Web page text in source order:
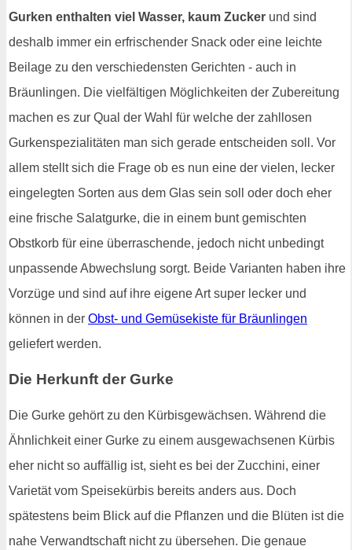
Gurken enthalten viel Wasser, kaum Zucker und sind
deshalb immer ein erfrischender Snack oder eine leichte
Beilage zu den verschiedensten Gerichten - auch in
Bräunlingen. Die vielfältigen Möglichkeiten der Zubereitung
machen es zur Qual der Wahl für welche der zahllosen
Gurkenspezialitäten man sich gerade entscheiden soll. Vor
allem stellt sich die Frage ob es nun eine der vielen, lecker
eingelegten Sorten aus dem Glas sein soll oder doch eher
eine frische Salatgurke, die in einem bunt gemischten
Obstkorb für eine überraschende, jedoch nicht unbedingt
unpassende Abwechslung sorgt. Beide Varianten haben ihre
Vorzüge und sind auf ihre eigene Art super lecker und
können in der Obst- und Gemüsekiste für Bräunlingen
geliefert werden.
Die Herkunft der Gurke
Die Gurke gehört zu den Kürbisgewächsen. Während die
Ähnlichkeit einer Gurke zu einem ausgewachsenen Kürbis
eher nicht so auffällig ist, sieht es bei der Zucchini, einer
Varietät vom Speisekürbis bereits anders aus. Doch
spätestens beim Blick auf die Pflanzen und die Blüten ist die
nahe Verwandtschaft nicht zu übersehen. Die genaue